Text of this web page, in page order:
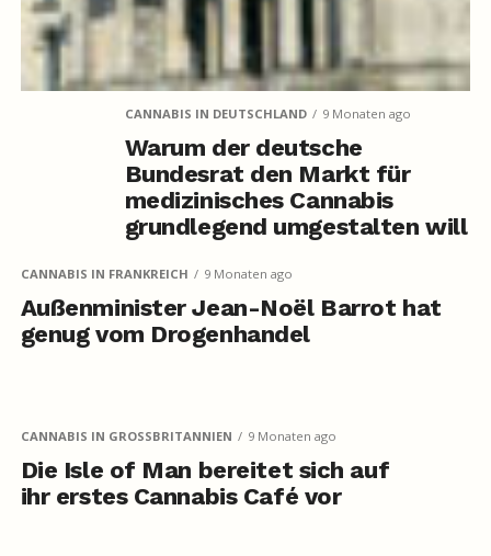
CANNABIS IN DEUTSCHLAND 9 Monaten ago
Warum der deutsche
Bundesrat den Markt für
medizinisches Cannabis
grundlegend umgestalten will
CANNABIS IN FRANKREICH 9 Monaten ago
Außenminister Jean-Noël Barrot hat
genug vom Drogenhandel
CANNABIS IN GROSSBRITANNIEN 9 Monaten ago
Die Isle of Man bereitet sich auf
ihr erstes Cannabis Café vor